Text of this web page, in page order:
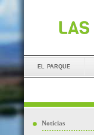
el parque
Noticias